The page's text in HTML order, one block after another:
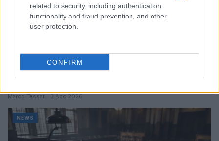
related to security, including authentication
functionality and fraud prevention, and other
user protection.
CONFIRM
Don Antonio Mazzi: l’ultimo saluto a Milano tra
Marco Tessari · 3 Ago 2026
NEWS